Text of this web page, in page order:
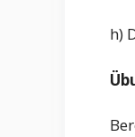
h)